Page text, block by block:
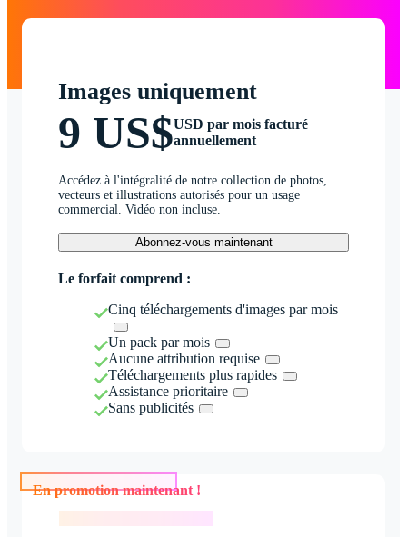
Images uniquement
9 US$USD par mois facturé
annuellement
Accédez à l'intégralité de notre collection de photos,
vecteurs et illustrations autorisés pour un usage
commercial. Vidéo non incluse.
Abonnez-vous maintenant
Le forfait comprend :
Cinq téléchargements d'images par mois
Un pack par mois
Aucune attribution requise
Téléchargements plus rapides
Assistance prioritaire
Sans publicités
En promotion maintenant !